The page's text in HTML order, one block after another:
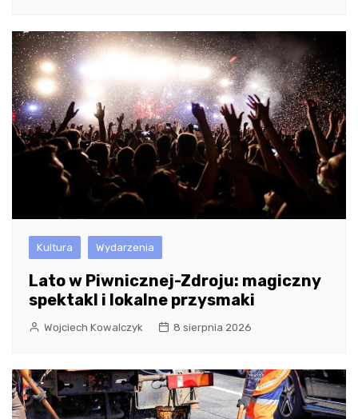
Kultura Wydarzenia
Lato w Piwnicznej-Zdroju: magiczny
spektakl i lokalne przysmaki
Wojciech Kowalczyk 8 sierpnia 2026